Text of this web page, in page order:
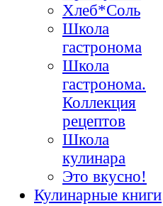
Хлеб*Соль
Школа
гастронома
Школа
гастронома.
Коллекция
рецептов
Школа
кулинара
Это вкусно!
Кулинарные книги